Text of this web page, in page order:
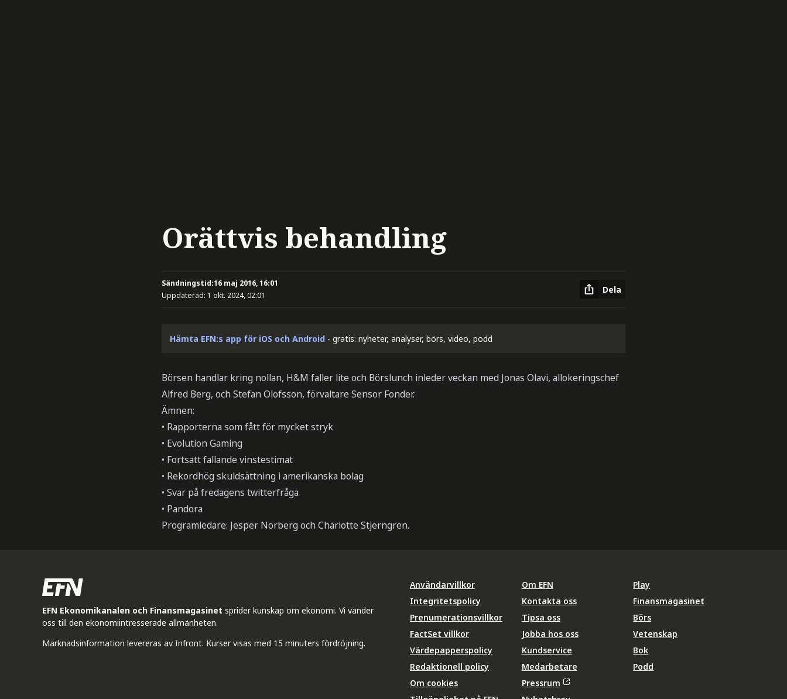
Orättvis behandling
Sändningstid:16 maj 2016, 16:01
Uppdaterad: 1 okt. 2024, 02:01
Dela
Hämta EFN:s app för iOS och Android - gratis: nyheter, analyser, börs, video, podd
Börsen handlar kring nollan, H&M faller lite och Börslunch inleder veckan med Jonas Olavi, allokeringschef
Alfred Berg, och Stefan Olofsson, förvaltare Sensor Fonder.
Ämnen:
• Rapporterna som fått för mycket stryk
• Evolution Gaming
• Fortsatt fallande vinstestimat
• Rekordhög skuldsättning i amerikanska bolag
• Svar på fredagens twitterfråga
• Pandora
Programledare: Jesper Norberg och Charlotte Stjerngren.
EFN Ekonomikanalen och Finansmagasinet sprider kunskap om ekonomi. Vi vänder
oss till den ekonomiintresserade allmänheten.
Marknadsinformation levereras av Infront. Kurser visas med 15 minuters fördröjning.
Användarvillkor
Integritetspolicy
Prenumerationsvillkor
FactSet villkor
Värdepapperspolicy
Redaktionell policy
Om cookies
Om EFN
Kontakta oss
Tipsa oss
Jobba hos oss
Kundservice
Medarbetare
Pressrum
Play
Finansmagasinet
Börs
Vetenskap
Bok
Podd